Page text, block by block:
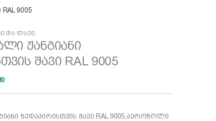
9005
და ლაქი
ჟანგიანი
შავი RAL 9005
ზედაპირისთვის შავი RAL 9005,აეროზოლი